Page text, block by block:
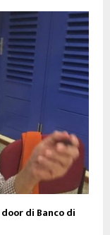
di Banco di